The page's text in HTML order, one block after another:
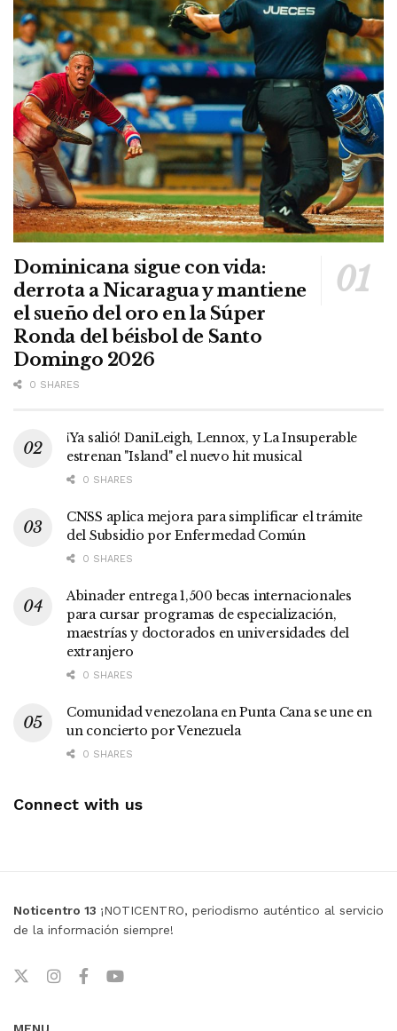
Dominicana sigue con vida:
derrota a Nicaragua y mantiene
el sueño del oro en la Súper
Ronda del béisbol de Santo
Domingo 2026
0 SHARES
¡Ya salió! DaniLeigh, Lennox, y La Insuperable
estrenan "Island" el nuevo hit musical
0 SHARES
CNSS aplica mejora para simplificar el trámite
del Subsidio por Enfermedad Común
0 SHARES
Abinader entrega 1,500 becas internacionales
para cursar programas de especialización,
maestrías y doctorados en universidades del
extranjero
0 SHARES
Comunidad venezolana en Punta Cana se une en
un concierto por Venezuela
0 SHARES
Connect with us
Noticentro 13 ¡NOTICENTRO, periodismo auténtico al servicio
de la información siempre!